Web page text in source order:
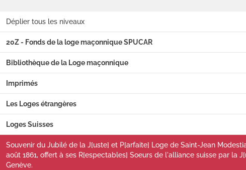
Dépliertous les niveaux
20Z - Fonds de la loge maçonnique SPUCAR
Bibliothèque de la Loge maçonnique
Imprimés
Les Loges étrangères
Loges Suisses
Souvenir du Jubilé de la J[uste] et P[arfaite] Loge de Saint-Jean
août 1861, offert à ses R[espectables] Soeurs de l'alliance suisse par la
Genève.